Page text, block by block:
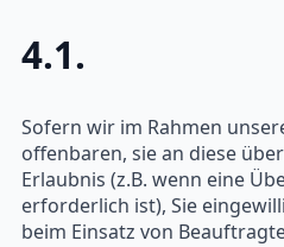
4.1.
Sofern wir im Rahmen
offenbaren, sie an diese
Erlaubnis (z.B. wenn eine
erforderlich ist), Sie
beim Einsatz von